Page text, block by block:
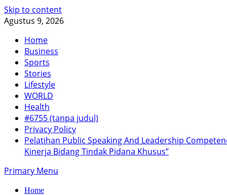
Skip to content
Agustus 9, 2026
Home
Business
Sports
Stories
Lifestyle
WORLD
Health
#6755 (tanpa judul)
Privacy Policy
Pelatihan Public Speaking And Leadership
Kinerja Bidang Tindak Pidana Khusus”
Primary Menu
Home